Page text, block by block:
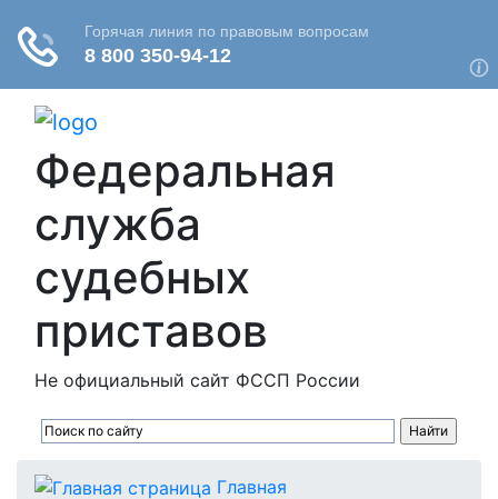
Федеральная
служба
судебных
приставов
Не официальный сайт ФССП России
Главная